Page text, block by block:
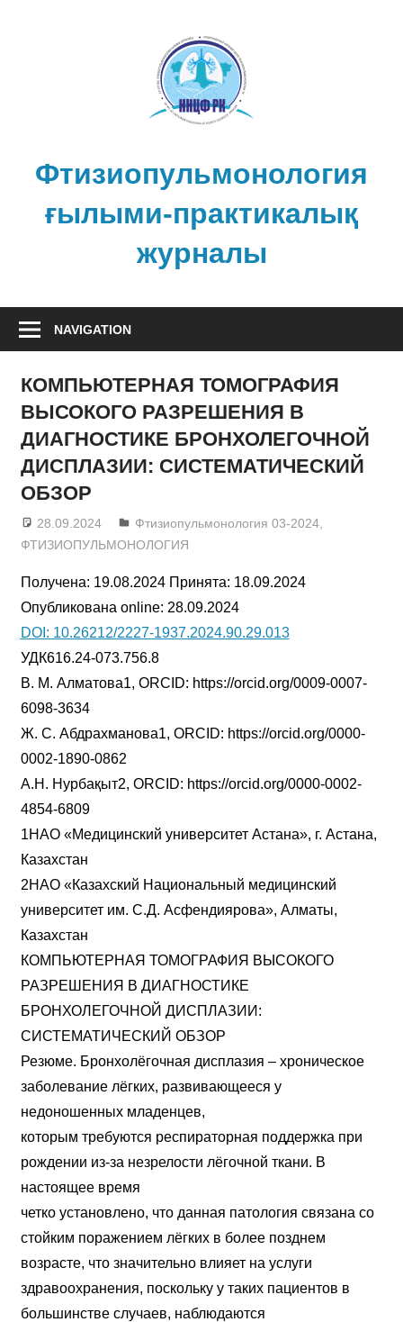
Фтизиопульмонология
ғылыми-практикалық
журналы
NAVIGATION
КОМПЬЮТЕРНАЯ ТОМОГРАФИЯ
ВЫСОКОГО РАЗРЕШЕНИЯ В
ДИАГНОСТИКЕ БРОНХОЛЕГОЧНОЙ
ДИСПЛАЗИИ: СИСТЕМАТИЧЕСКИЙ
ОБЗОР
28.09.2024 admin
Фтизиопульмонология 03-2024
ФТИЗИОПУЛЬМОНОЛОГИЯ
Получена: 19.08.2024 Принята: 18.09.2024
Опубликована online: 28.09.2024
DOI: 10.26212/2227-1937.2024.90.29.013
УДК616.24-073.756.8
В. М. Алматова1, ORCID: https://orcid.org/0009-0007-
6098-3634
Ж. С. Абдрахманова1, ORCID: https://orcid.org/0000-
0002-1890-0862
А.Н. Нурбақыт2, ORCID: https://orcid.org/0000-0002-
4854-6809
1НАО «Медицинский университет Астана», г. Астана,
Казахстан
2НАО «Казахский Национальный медицинский
университет им. С.Д. Асфендиярова», Алматы,
Казахстан
КОМПЬЮТЕРНАЯ ТОМОГРАФИЯ ВЫСОКОГО
РАЗРЕШЕНИЯ В ДИАГНОСТИКЕ
БРОНХОЛЕГОЧНОЙ ДИСПЛАЗИИ:
СИСТЕМАТИЧЕСКИЙ ОБЗОР
Резюме. Бронхолёгочная дисплазия – хроническое
заболевание лёгких, развивающееся у
недоношенных младенцев,
которым требуются респираторная поддержка при
рождении из-за незрелости лёгочной ткани. В
настоящее время
четко установлено, что данная патология связана со
стойким поражением лёгких в более позднем
возрасте, что значительно влияет на услуги
здравоохранения, поскольку у таких пациентов в
большинстве случаев, наблюдаются